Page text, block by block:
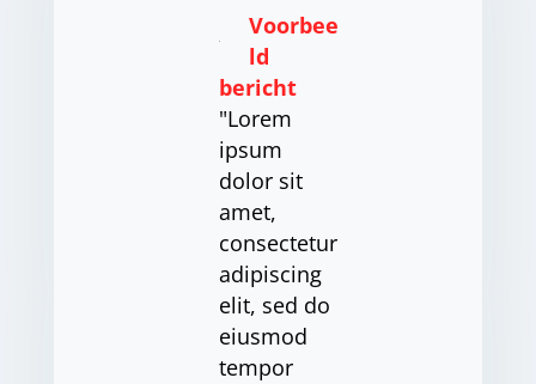
Voorbee
ld
bericht
"Lorem
ipsum
dolor sit
amet,
consectetur
adipiscing
elit, sed do
eiusmod
tempor